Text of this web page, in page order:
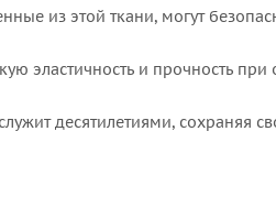
из этой ткани, могут
эластичность и прочность
десятилетиями, сохраняя